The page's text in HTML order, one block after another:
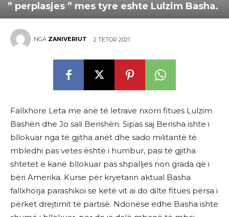
” perplasjes ” mes tyre eshte Lulzim Basha.
NGA ZANIVERIUT 2 TETOR 2021
Fallxhore Leta me anë të letrave nxorri fitues Lulzim
Bashën dhe Jo sali Berishën. Sipas saj Berisha ishte i
bllokuar nga të gjitha anët dhe sado militantë të
mbledhi pas vetes është i humbur, pasi të gjitha
shtetet e kanë bllokuar pas shpalljes non grada që i
bëri Amerika. Kurse për kryetarin aktual Basha
fallxhorja parashikoi se këtë vit ai do dilte fitues përsa i
përket drejtimit të partisë. Ndonëse edhe Basha ishte